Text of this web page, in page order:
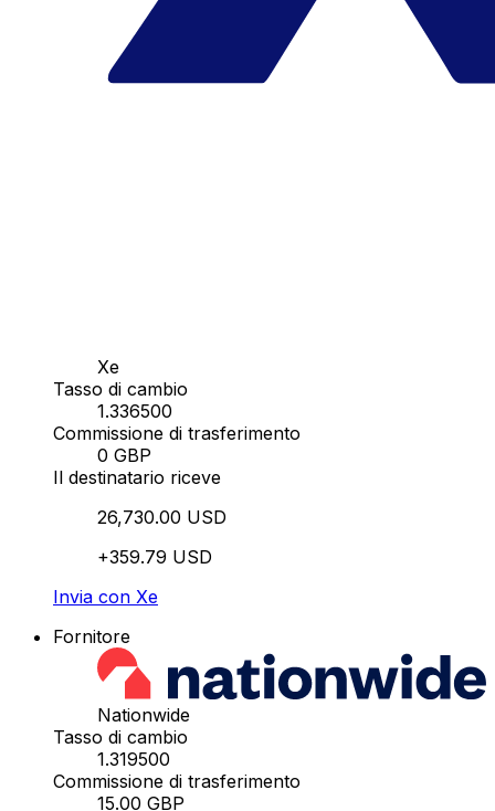
Xe
Tasso di cambio
1.336500
Commissione di trasferimento
0 GBP
Il destinatario riceve
26,730.00 USD
+359.79 USD
Invia con Xe
Fornitore
Nationwide
Tasso di cambio
1.319500
Commissione di trasferimento
15.00 GBP